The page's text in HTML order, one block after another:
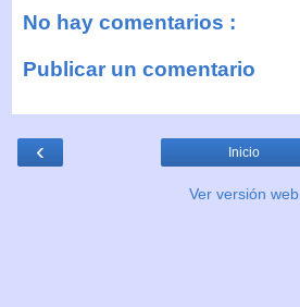
No hay comentarios :
Publicar un comentario
‹ Inicio
Ver versión web